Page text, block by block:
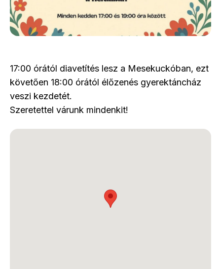
17:00 órától diavetítés lesz a Mesekuckóban, ezt
követően 18:00 órától élőzenés gyerektáncház
veszi kezdetét.
Szeretettel várunk mindenkit!